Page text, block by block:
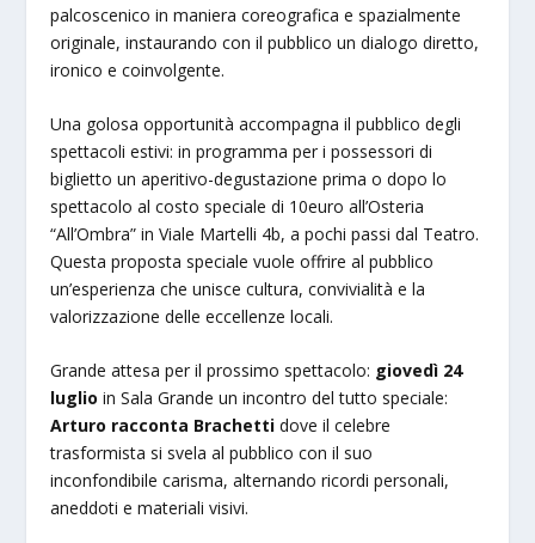
palcoscenico in maniera coreografica e spazialmente
originale, instaurando con il pubblico un dialogo diretto,
ironico e coinvolgente.
Una golosa opportunità accompagna il pubblico degli
spettacoli estivi: in programma per i possessori di
biglietto un aperitivo-degustazione prima o dopo lo
spettacolo al costo speciale di 10euro all’Osteria
“All’Ombra” in Viale Martelli 4b, a pochi passi dal Teatro.
Questa proposta speciale vuole offrire al pubblico
un’esperienza che unisce cultura, convivialità e la
valorizzazione delle eccellenze locali.
Grande attesa per il prossimo spettacolo: giovedì 24
luglio in Sala Grande un incontro del tutto speciale:
Arturo racconta Brachettidove il celebre
trasformista si svela al pubblico con il suo
inconfondibile carisma, alternando ricordi personali,
aneddoti e materiali visivi.